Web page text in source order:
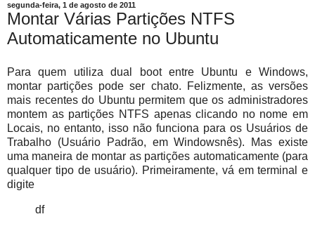
segunda-feira, 1 de agosto de 2011
Montar Várias Partições NTFS
Automaticamente no Ubuntu
Para quem utiliza dual boot entre Ubuntu e Windows,
montar partições pode ser chato. Felizmente, as versões
mais recentes do Ubuntu permitem que os administradores
montem as partições NTFS apenas clicando no nome em
Locais, no entanto, isso não funciona para os Usuários de
Trabalho (Usuário Padrão, em Windowsnês). Mas existe
uma maneira de montar as partições automaticamente (para
qualquer tipo de usuário). Primeiramente, vá em terminal e
digite
df